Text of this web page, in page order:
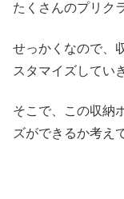
たくさんのプリク
せっかくなので、
スタマイズしてい
そこで、この収納
ズができるか考え